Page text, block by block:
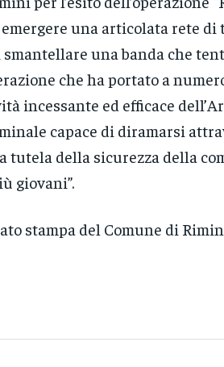
una articolata rete di
una banda che
che ha portato a
incessante ed efficace
capace di diramarsi
tutela della sicurezza della
giovani”.
stampa del Comune di